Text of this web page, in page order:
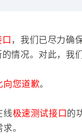
，我们已尽力确
情况。对此，我
向您道歉。
线极速测试接口 的
。